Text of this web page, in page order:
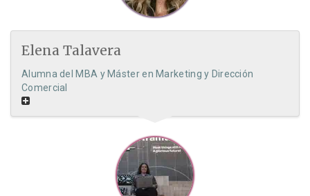
Elena Talavera
Alumna del MBA y Máster en Marketing y Dirección
Comercial